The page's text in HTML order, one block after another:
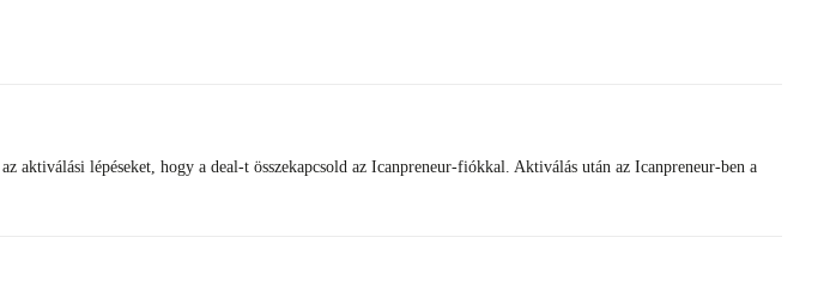
lépéseket, hogy a deal-t összekapcsold az Icanpreneur-fiókkal. Aktiválás után az Icanpreneur-ben a